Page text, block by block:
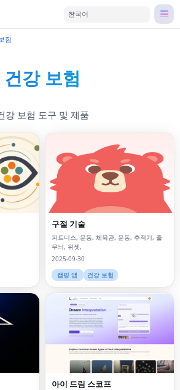
한국어
험
건강 보험
강 보험 도구 및 제품
구절 기술
피트니스, 운동, 체육관, 운동, 추적기, 줄
무늬, 위젯,
2025-09-30
캠핑 앱
건강 보험
아이 드림 스코프